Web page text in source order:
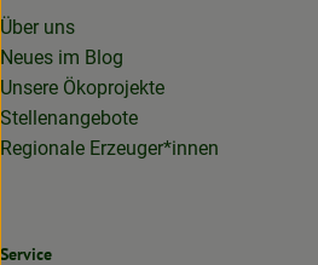
Über uns
Neues im Blog
Unsere Ökoprojekte
Stellenangebote
Regionale Erzeuger*innen
Service